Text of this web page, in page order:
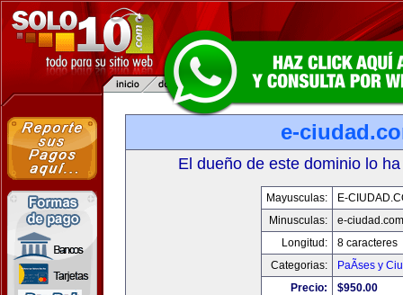
e-
El dueño de este dominio lo
Mayusculas:
E-
Minusculas:
e-ciudad.com
Longitud:
8 caracteres
Categorias:
PaÃ­ses y
Precio:
$950.00